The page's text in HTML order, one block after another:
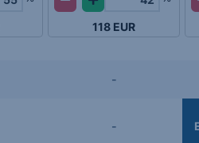
118 EUR
-
-